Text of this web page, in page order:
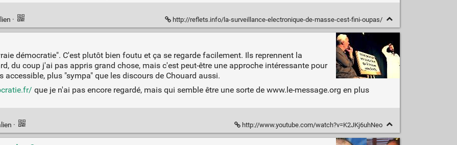
· http://reflets.info/la-surveillance-electronique-de-masse-cest-fini-oupas/
démocratie". C'est plutôt bien foutu et ça se regarde facilement. Ils reprennent la
du coup j'ai pas appris grand chose, mais c'est peut-être une approche intéressante pour
plus "sympa" que les discours de Chouard aussi.
que je n'ai pas encore regardé, mais qui semble être une sorte de www.le-message.org en plus
· http://www.youtube.com/watch?v=K2JKj6uhNeo